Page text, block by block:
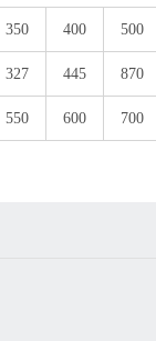
350 400 500
327 445 870
550 600 700